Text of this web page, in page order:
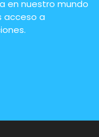
en nuestro mundo
acceso a